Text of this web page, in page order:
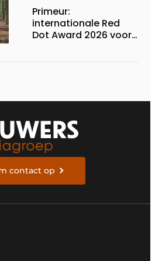
Primeur:
internationale Red
Dot Award 2026 voor
contact op